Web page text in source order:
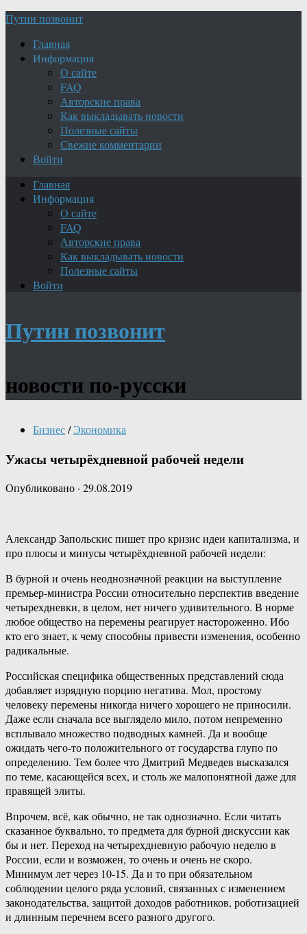
Путин позвонит
Главная
Информация
О сайте
FAQ
Авторские права
Как выкладывать новости
Полезные сайты
Свежие комментарии
Войти
Главная
Информация
О сайте
FAQ
Авторские права
Как выкладывать новости
Полезные сайты
Войти
Путин позвонит
новости по-русски
Бизнес/ Экономика
Ужасы четырёхдневной рабочей недели
Опубликовано · 29.08.2019
Александр Запольскис пишет про кризис идеи капитализма, и
про плюсы и минусы четырёхдневной рабочей недели:
В бурной и очень неоднозначной реакции на выступление
премьер-министра России относительно перспектив введение
четырехдневки, в целом, нет ничего удивительного. В норме
любое общество на перемены реагирует настороженно. Ибо
кто его знает, к чему способны привести изменения, особенно
радикальные.
Российская специфика общественных представлений сюда
добавляет изрядную порцию негатива. Мол, простому
человеку перемены никогда ничего хорошего не приносили.
Даже если сначала все выглядело мило, потом непременно
всплывало множество подводных камней. Да и вообще
ожидать чего-то положительного от государства глупо по
определению. Тем более что Дмитрий Медведев высказался
по теме, касающейся всех, и столь же малопонятной даже для
правящей элиты.
Впрочем, всё, как обычно, не так однозначно. Если читать
сказанное буквально, то предмета для бурной дискуссии как
бы и нет. Переход на четырехдневную рабочую неделю в
России, если и возможен, то очень и очень не скоро.
Минимум лет через 10-15. Да и то при обязательном
соблюдении целого ряда условий, связанных с изменением
законодательства, защитой доходов работников, роботизацией
и длинным перечнем всего разного другого.